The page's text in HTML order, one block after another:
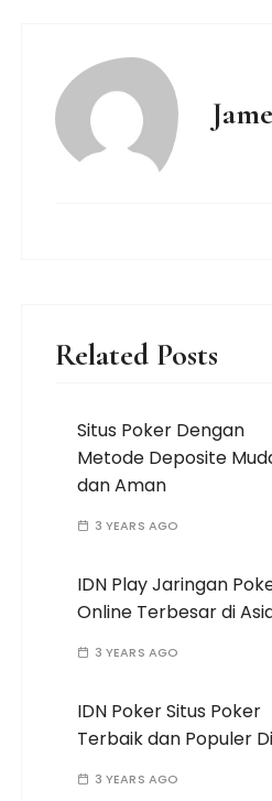
Related Posts
Situs Poker Dengan
Metode Deposite
dan Aman
3 YEARS AGO
IDN Play Jaringan
Online Terbesar di
3 YEARS AGO
IDN Poker Situs Poker
Terbaik dan Populer
3 YEARS AGO